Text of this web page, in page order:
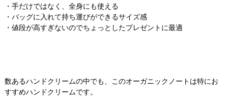
・手だけではなく、全身にも使える
・バッグに入れて持ち運びができるサイズ感
・値段が高すぎないのでちょっとしたプレゼントに最適
数あるハンドクリームの中でも、このオーガニックノートは特にお
すすめハンドクリームです。